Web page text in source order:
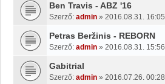
Ben Travis - ABZ '16
Szerző: admin » 2016.08.31. 16:05
Petras Beržinis - REBORN
Szerző: admin » 2016.08.31. 15:56
Gabitrial
Szerző: admin » 2016.07.26. 00:28